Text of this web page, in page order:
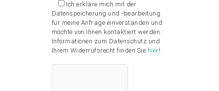
Ich erkläre mich mit der
Datenspeicherung und -bearbeitung
für meine Anfrage einverstanden und
möchte von Ihnen kontaktiert werden.
Informationen zum Datenschutz und
Ihrem Widerrufsrecht finden Sie hier!